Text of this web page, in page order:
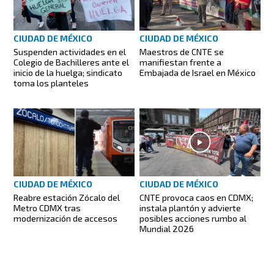
CIUDAD DE MÉXICO
Suspenden actividades en el
Colegio de Bachilleres ante el
inicio de la huelga; sindicato
toma los planteles
CIUDAD DE MÉXICO
Maestros de CNTE se
manifiestan frente a
Embajada de Israel en México
CIUDAD DE MÉXICO
Reabre estación Zócalo del
Metro CDMX tras
modernización de accesos
CIUDAD DE MÉXICO
CNTE provoca caos en CDMX;
instala plantón y advierte
posibles acciones rumbo al
Mundial 2026